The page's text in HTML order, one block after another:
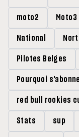
moto2 Moto3
National
Pilotes Belges
Pourquoi
red bull rookies
Stats sup